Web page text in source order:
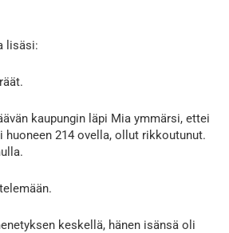
lisäsi:
kaupungin läpi Mia ymmärsi, ettei
huoneen 214 ovella, ollut rikkoutunut.
keskellä, hänen isänsä oli